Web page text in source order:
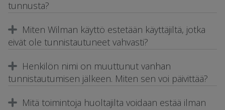
tunnusta?
Miten Wilman käyttö estetään käyttäjiltä, jotka
eivät ole tunnistautuneet vahvasti?
Henkilön nimi on muuttunut vanhan
tunnistautumisen jälkeen. Miten sen voi päivittää?
Mitä toimintoja huoltajilta voidaan estää ilman